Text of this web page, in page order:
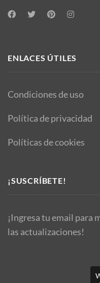
ENLACES ÚTILES
Condiciones de uso
Política de privacidad
Políticas de cookies
¡SUSCRÍBETE!
¡Ingresa tu email para
las actualizaciones!